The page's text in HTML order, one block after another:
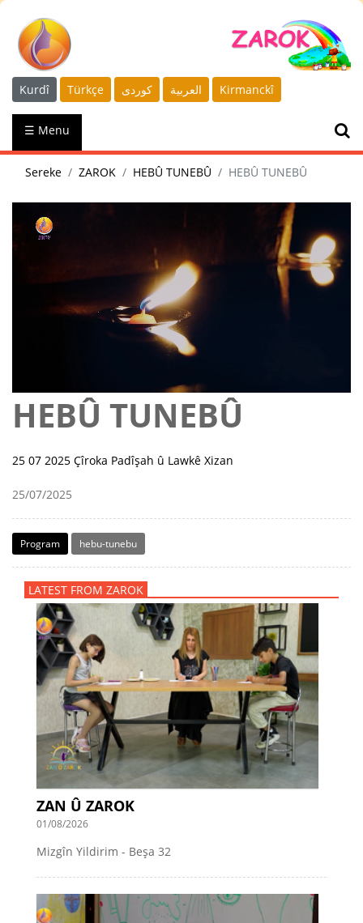
Kurdî Türkçe كوردى العربية Kirmanckî
☰ Menu
Sereke ZAROK HEBÛ TUNEBÛ HEBÛ TUNEBÛ
HEBÛ TUNEBÛ
25 07 2025 Çîroka Padîşah û Lawkê Xizan
25/07/2025
Program hebu-tunebu
LATEST FROM ZAROK
ZAN Û ZAROK
01/08/2026
Mizgîn Yildirim - Beşa 32